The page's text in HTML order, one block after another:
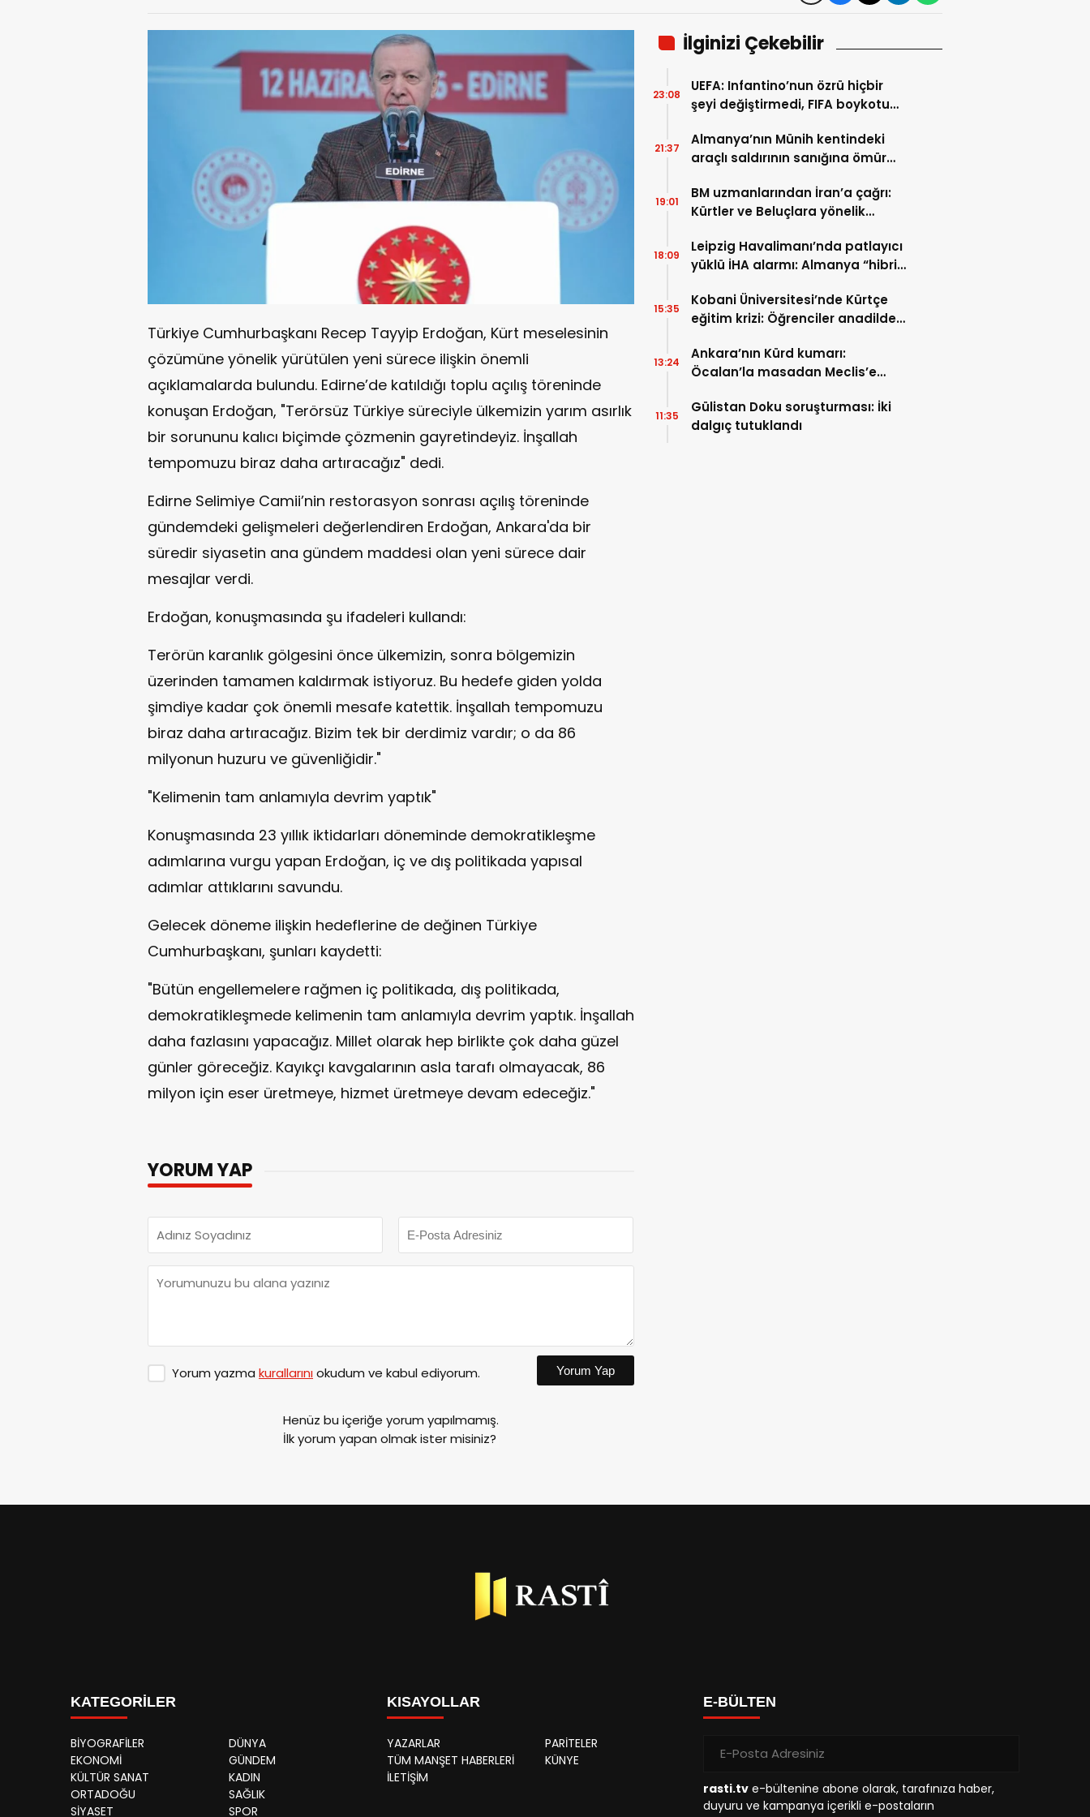
Türkiye Cumhurbaşkanı Recep Tayyip Erdoğan, Kürt meselesinin
çözümüne yönelik yürütülen yeni sürece ilişkin önemli
açıklamalarda bulundu. Edirne’de katıldığı toplu açılış töreninde
konuşan Erdoğan, "Terörsüz Türkiye süreciyle ülkemizin yarım asırlık
bir sorununu kalıcı biçimde çözmenin gayretindeyiz. İnşallah
tempomuzu biraz daha artıracağız" dedi.
Edirne Selimiye Camii’nin restorasyon sonrası açılış töreninde
gündemdeki gelişmeleri değerlendiren Erdoğan, Ankara'da bir
süredir siyasetin ana gündem maddesi olan yeni sürece dair
mesajlar verdi.
Erdoğan, konuşmasında şu ifadeleri kullandı:
Terörün karanlık gölgesini önce ülkemizin, sonra bölgemizin
üzerinden tamamen kaldırmak istiyoruz. Bu hedefe giden yolda
şimdiye kadar çok önemli mesafe katettik. İnşallah tempomuzu
biraz daha artıracağız. Bizim tek bir derdimiz vardır; o da 86
milyonun huzuru ve güvenliğidir."
"Kelimenin tam anlamıyla devrim yaptık"
Konuşmasında 23 yıllık iktidarları döneminde demokratikleşme
adımlarına vurgu yapan Erdoğan, iç ve dış politikada yapısal
adımlar attıklarını savundu.
Gelecek döneme ilişkin hedeflerine de değinen Türkiye
Cumhurbaşkanı, şunları kaydetti:
"Bütün engellemelere rağmen iç politikada, dış politikada,
demokratikleşmede kelimenin tam anlamıyla devrim yaptık. İnşallah
daha fazlasını yapacağız. Millet olarak hep birlikte çok daha güzel
günler göreceğiz. Kayıkçı kavgalarının asla tarafı olmayacak, 86
milyon için eser üretmeye, hizmet üretmeye devam edeceğiz."
YORUM YAP
Yorum yazma kurallarınıokudum ve kabul ediyorum. Yorum Yap
Henüz bu içeriğe yorum yapılmamış.
İlk yorum yapan olmak ister misiniz?
İlginizi Çekebilir
UEFA: Infantino’nun özrü hiçbir
şeyi değiştirmedi, FIFA boykotu
23:08
Almanya’nın Münih kentindeki
araçlı saldırının sanığına ömür
21:37
BM uzmanlarından İran’a çağrı:
Kürtler ve Beluçlara yönelik
19:01
Leipzig Havalimanı’nda patlayıcı
yüklü İHA alarmı: Almanya “hibrit
18:09
Kobani Üniversitesi’nde Kürtçe
eğitim krizi: Öğrenciler anadilde
15:35
Ankara’nın Kürd kumarı:
Öcalan’la masadan Meclis’e
13:24
Gülistan Doku soruşturması: İki
dalgıç tutuklandı
11:35
KATEGORİLER
BİYOGRAFİLER
DÜNYA
EKONOMİ
GÜNDEM
KÜLTÜR SANAT
KADIN
ORTADOĞU
SAĞLIK
SİYASET
SPOR
KISAYOLLAR
YAZARLAR
PARİTELER
TÜM MANŞET HABERLERİ
KÜNYE
İLETİŞİM
E-BÜLTEN
rasti.tv e-bültenine abone olarak, tarafınıza haber,
duyuru ve kampanya içerikli e-postaların